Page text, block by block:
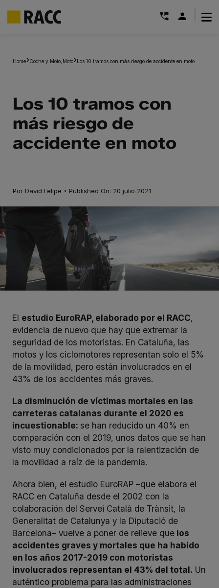
contenido
Home Coche y Moto Moto Los 10 tramos con más riesgo de accidente en moto
Los 10 tramos con
más riesgo de
accidente en moto
Por David Felipe · Published On: 20 julio 2021
El estudio EuroRAP, elaborado por el RACC,
evidencia de nuevo que hay que extremar la
seguridad de los motoristas. En Cataluña, las
motos y los ciclomotores representan solo el 5%
de la movilidad, pero están involucrados en el
43% de los accidentes más graves.
La disminución de víctimas mortales en las
carreteras catalanas durante el 2020 es
incuestionable: se han reducido un 40% en
comparación con el 2019, unos datos que se han
visto muy condicionados por la ralentización de
la movilidad a raíz de la pandemia.
Ahora bien, el estudio EuroRAP –que elabora el
RACC en Cataluña desde el 2002 con la
colaboración del Servei Català de Trànsit, la
Generalitat de Catalunya y la Diputació de
Barcelona– vuelve a poner de relieve que los
accidentes graves y mortales que ha habido
en los años 2017-2019 con motoristas
involucrados representan el 43% del total. Un
auténtico problema para las administraciones